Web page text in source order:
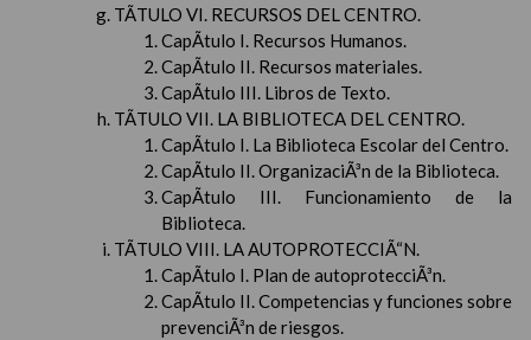
TÃTULO VI. RECURSOS DEL CENTRO.
CapÃ­tulo I. Recursos Humanos.
CapÃ­tulo II. Recursos materiales.
CapÃ­tulo III. Libros de Texto.
TÃTULO VII. LA BIBLIOTECA DEL CENTRO.
CapÃ­tulo I. La Biblioteca Escolar del Centro.
CapÃ­tulo II. OrganizaciÃ³n de la Biblioteca.
CapÃ­tulo III. Funcionamiento de la
Biblioteca.
TÃTULO VIII. LA AUTOPROTECCIÃ“N.
CapÃ­tulo I. Plan de autoprotecciÃ³n.
CapÃ­tulo II. Competencias y funciones sobre
prevenciÃ³n de riesgos.